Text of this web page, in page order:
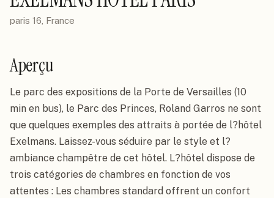
paris 16, France
Aperçu
Le parc des expositions de la Porte de Versailles (10
min en bus), le Parc des Princes, Roland Garros ne sont
que quelques exemples des attraits à portée de l?hôtel
Exelmans. Laissez-vous séduire par le style et l?
ambiance champêtre de cet hôtel. L?hôtel dispose de
trois catégories de chambres en fonction de vos
attentes : Les chambres standard offrent un confort